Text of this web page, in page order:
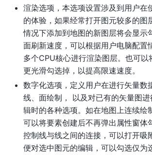
渲染选项，本选项设置涉及到用户在
的体验，如果经常打开图元较多的图
情况下添加到地图的新图层将会显示
面刷新速度，可以根据用户电脑配置
多个CPU核心进行渲染图层。也可以
更光滑勾选掉，以提高限速速度。
数字化选项，定义用户在进行矢量数
线、面绘制， 以及对已有的矢量图
辑时的各种选项。如在地图上连续绘
可以将要素创建后不再弹出属性窗体
控制线与线之间的连接，可以打开吸
便对选中图元的编辑，可以勾选仅为